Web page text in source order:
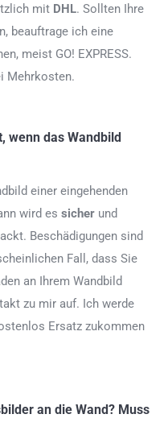
mit DHL. Sollten Ihre
beauftrage ich eine
meist GO! EXPRESS.
Mehrkosten.
wenn das Wandbild
einer eingehenden
wird es sicher und
Beschädigungen sind
Fall, dass Sie
an Ihrem Wandbild
zu mir auf. Ich werde
Ersatz zukommen
an die Wand? Muss